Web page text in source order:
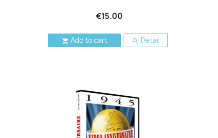
€15.00
 Add to cart  Detail